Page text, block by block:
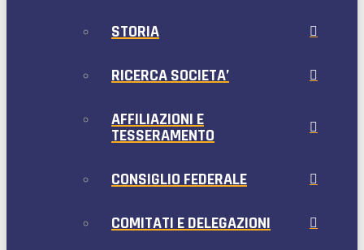
STORIA
RICERCA SOCIETA’
AFFILIAZIONI E
TESSERAMENTO
CONSIGLIO FEDERALE
COMITATI E DELEGAZIONI